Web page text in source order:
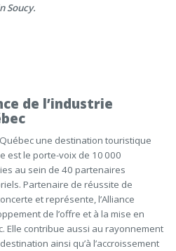
Soucy.
de l’industrie
une destination touristique
est le porte-voix de 10 000
au sein de 40 partenaires
Partenaire de réussite de
et représente, l’Alliance
de l’offre et à la mise en
Elle contribue aussi au rayonnement
ainsi qu’à l’accroissement